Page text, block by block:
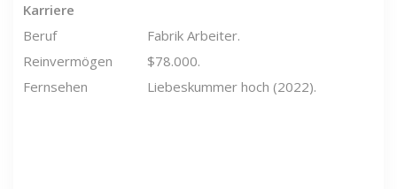
Karriere
Beruf
Fabrik Arbeiter.
Reinvermögen
$78.000.
Fernsehen
Liebeskummer hoch (2022).